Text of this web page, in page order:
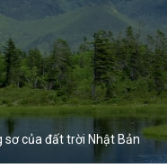
của đất trời Nhật Bản